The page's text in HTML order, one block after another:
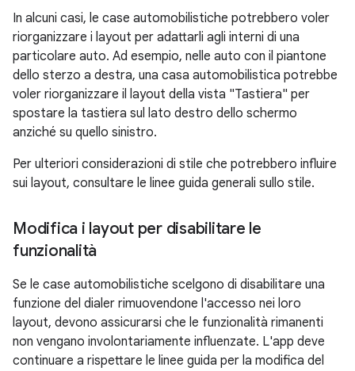
In alcuni casi, le case automobilistiche potrebbero voler
riorganizzare i layout per adattarli agli interni di una
particolare auto. Ad esempio, nelle auto con il piantone
dello sterzo a destra, una casa automobilistica potrebbe
voler riorganizzare il layout della vista "Tastiera" per
spostare la tastiera sul lato destro dello schermo
anziché su quello sinistro.
Per ulteriori considerazioni di stile che potrebbero influire
sui layout, consultare le linee guida generali sullo stile.
Modifica i layout per disabilitare le
funzionalità
Se le case automobilistiche scelgono di disabilitare una
funzione del dialer rimuovendone l'accesso nei loro
layout, devono assicurarsi che le funzionalità rimanenti
non vengano involontariamente influenzate. L'app deve
continuare a rispettare le linee guida per la modifica del